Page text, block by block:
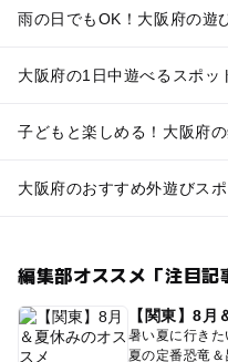
雨の日でもOK！大阪府の遊
大阪府の1日中遊べるスポッ
子どもと楽しめる！大阪府
大阪府のおすすめ外遊びスポ
編集部オススメ「注目記
【関東】8月
暑い夏に行き
夏の定番恐竜＆